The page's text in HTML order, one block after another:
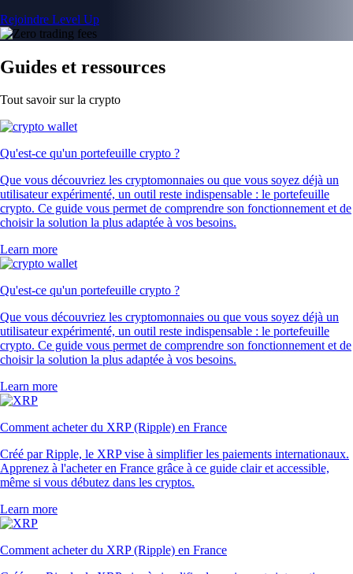
Rejoindre Level Up
Guides et ressources
Tout savoir sur la crypto
Qu'est-ce qu'un portefeuille crypto ?
Que vous découvriez les cryptomonnaies ou que vous soyez déjà un
utilisateur expérimenté, un outil reste indispensable : le portefeuille
crypto. Ce guide vous permet de comprendre son fonctionnement et de
choisir la solution la plus adaptée à vos besoins.
Learn more
Qu'est-ce qu'un portefeuille crypto ?
Que vous découvriez les cryptomonnaies ou que vous soyez déjà un
utilisateur expérimenté, un outil reste indispensable : le portefeuille
crypto. Ce guide vous permet de comprendre son fonctionnement et de
choisir la solution la plus adaptée à vos besoins.
Learn more
Comment acheter du XRP (Ripple) en France
Créé par Ripple, le XRP vise à simplifier les paiements internationaux.
Apprenez à l'acheter en France grâce à ce guide clair et accessible,
même si vous débutez dans les cryptos.
Learn more
Comment acheter du XRP (Ripple) en France